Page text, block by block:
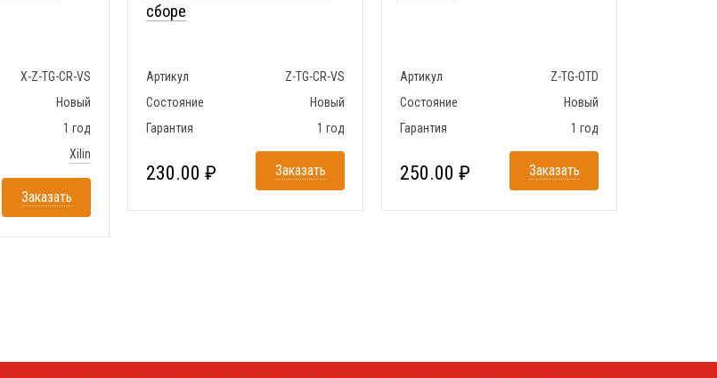
X-Z-TG-CR-VS
Новый
1 год
Xilin
Заказать
сборе
Артикул
Z-TG-CR-VS
Состояние
Новый
Гарантия
1 год
230.00 ₽ Заказать
Артикул
Z-TG-OTD
Состояние
Новый
Гарантия
1 год
250.00 ₽ Заказать